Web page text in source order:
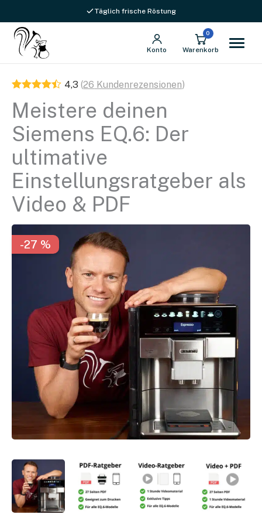
Täglich frische Röstung
Versandkostenfrei ab 69 € in DE
Konto
0
Warenkorb
4,3 (26 Kundenrezensionen)
Meistere deinen
Siemens EQ.6: Der
ultimative
Einstellungsratgeber als
Video & PDF
-27 %